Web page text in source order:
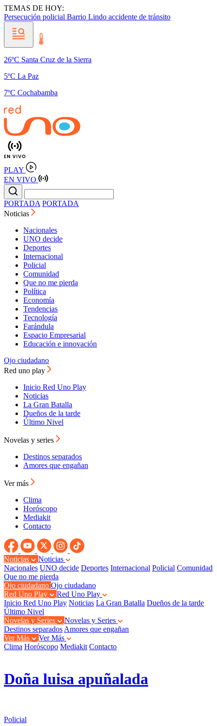
TEMAS DE HOY:
Persecución policial Barrio Lindo accidente de tránsito
26ºC Santa Cruz de la Sierra
5ºC La Paz
7ºC Cochabamba
PLAY
EN VIVO
PORTADA PORTADA
Noticias
Nacionales
UNO decide
Deportes
Internacional
Policial
Comunidad
Que no me pierda
Política
Economía
Tendencias
Tecnología
Farándula
Espacio Empresarial
Educación e innovación
Ojo ciudadano
Red uno play
Inicio Red Uno Play
Noticias
La Gran Batalla
Dueños de la tarde
Último Nivel
Novelas y series
Destinos separados
Amores que engañan
Ver más
Clima
Horóscopo
Mediakit
Contacto
Noticias
Noticias
Nacionales UNO decide Deportes Internacional Policial Comunidad
Que no me pierda
Ojo ciudadano Ojo ciudadano
Red Uno Play
Red Uno Play
Inicio Red Uno Play Noticias La Gran Batalla Dueños de la tarde
Último Nivel
Novelas y Series
Novelas y Series
Destinos separados Amores que engañan
Ver Más
Ver Más
Clima Horóscopo Mediakit Contacto
Doña luisa apuñalada
Policial